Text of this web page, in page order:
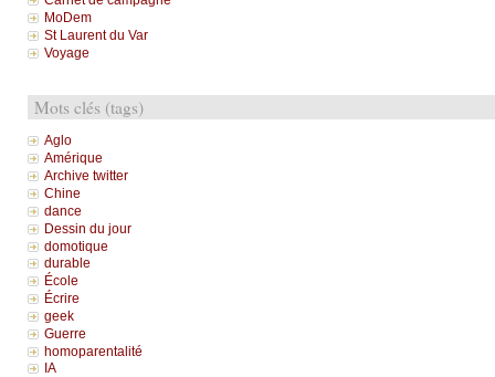
MoDem
St Laurent du Var
Voyage
Mots clés (tags)
Aglo
Amérique
Archive twitter
Chine
dance
Dessin du jour
domotique
durable
École
Écrire
geek
Guerre
homoparentalité
IA